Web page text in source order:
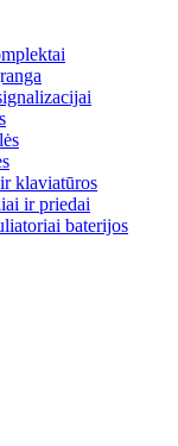
klaviatūros
ir priedai
baterijos